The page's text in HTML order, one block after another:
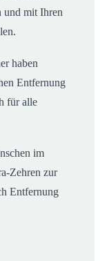
und mit Ihren
haben
Entfernung
für alle
im
Zehren zur
Entfernung